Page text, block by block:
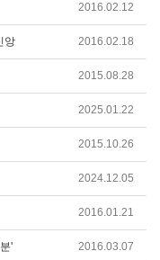
2016.02.12
앙 2016.02.18
2015.08.28
2025.01.22
2015.10.26
2024.12.05
2016.01.21
' 2016.03.07